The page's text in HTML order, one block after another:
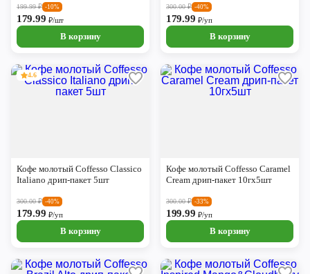
199.99₽ -10%
179.99 ₽/шт
В корзину
300.00₽ -40%
179.99 ₽/уп
В корзину
4.6
Кофе молотый Coffesso Classico
Italiano дрип-пакет 5шт
300.00₽ -40%
179.99 ₽/уп
В корзину
Кофе молотый Coffesso Caramel
Cream дрип-пакет 10гх5шт
300.00₽ -33%
199.99 ₽/уп
В корзину